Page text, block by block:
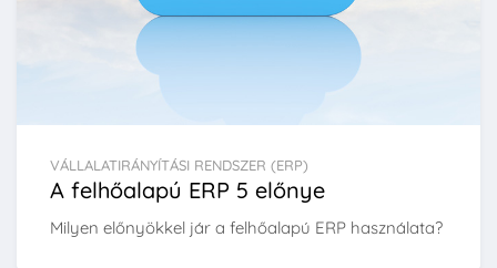
VÁLLALATIRÁNYÍTÁSI RENDSZER (ERP)
A felhőalapú ERP 5 előnye
Milyen előnyökkel jár a felhőalapú ERP használata?